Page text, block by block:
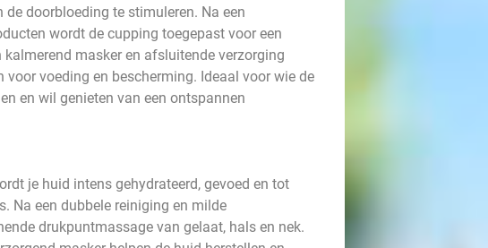
doorbloeding te stimuleren. Na een
wordt de cupping toegepast voor een
masker en afsluitende verzorging
voor voeding en bescherming. Ideaal voor wie de
en wil genieten van een ontspannen
je huid intens gehydrateerd, gevoed en tot
Na een dubbele reiniging en milde
drukpuntmassage van gelaat, hals en nek.